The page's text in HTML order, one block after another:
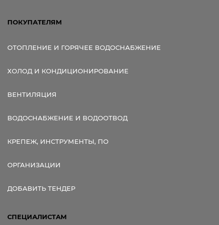
ПОКУПАТЕЛЯМ
ОТОПЛЕНИЕ И ГОРЯЧЕЕ ВОДОСНАБЖЕНИЕ
ХОЛОД И КОНДИЦИОНИРОВАНИЕ
ВЕНТИЛЯЦИЯ
ВОДОСНАБЖЕНИЕ И ВОДООТВОД
КРЕПЕЖ, ИНСТРУМЕНТЫ, ПО
ОРГАНИЗАЦИИ
ДОБАВИТЬ ТЕНДЕР
СПЕЦИАЛИСТАМ